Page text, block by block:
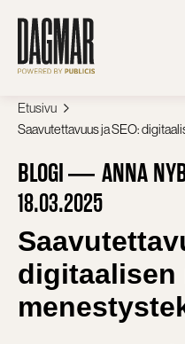
sisältöön
Etusivu
Saavutettavuus ja SEO:
BLOGI
ANNA
18.03.2025
digitaalisen